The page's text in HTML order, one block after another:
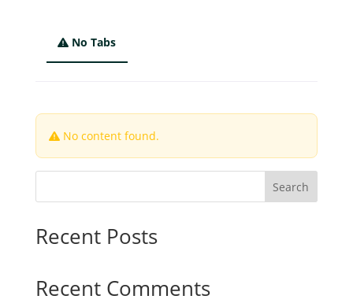
No Tabs
No content found.
Search
Recent Posts
Recent Comments